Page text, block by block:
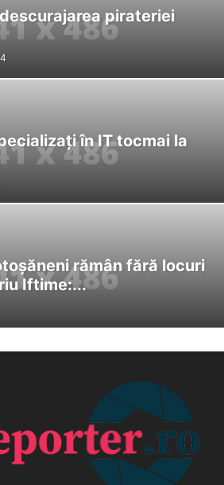
pirateriei
în IT tocmai la
rămân fără locuri
Iftime:...